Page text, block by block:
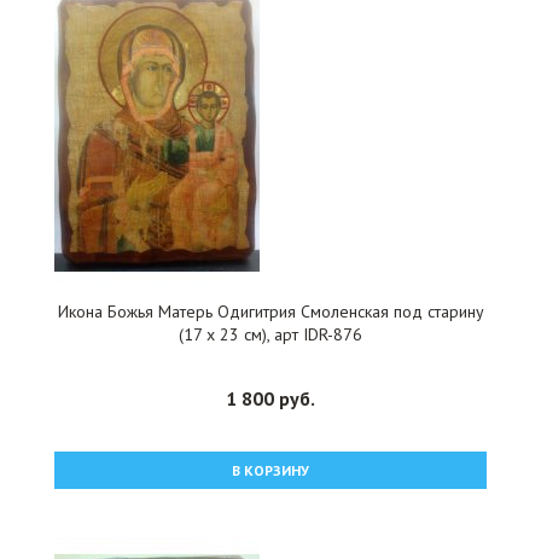
Икона Божья Матерь Одигитрия Смоленская под старину
(17 х 23 см), арт IDR-876
1 800 руб.
В КОРЗИНУ